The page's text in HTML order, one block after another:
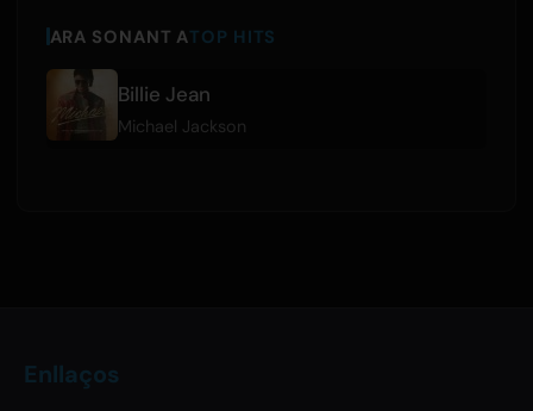
ARA SONANT ATOP HITS
Billie Jean
Michael Jackson
Enllaços